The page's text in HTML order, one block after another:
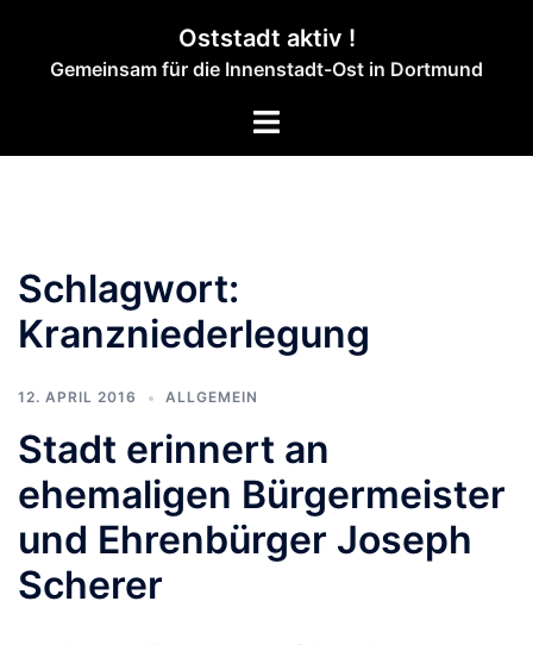
springen
Oststadt aktiv !
Gemeinsam für die Innenstadt-Ost in Dortmund
Menü
Schlagwort:
Kranzniederlegung
12. APRIL 2016 ALLGEMEIN
Stadt erinnert an
ehemaligen Bürgermeister
und Ehrenbürger Joseph
Scherer